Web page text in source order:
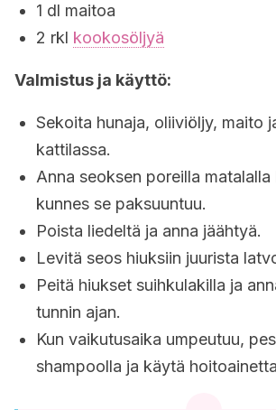
1 dl maitoa
2 rkl kookosöljyä
Valmistus ja käyttö:
Sekoita hunaja, oliiviöljy, maito
kattilassa.
Anna seoksen poreilla matalalla
kunnes se paksuuntuu.
Poista liedeltä ja anna jäähtyä.
Levitä seos hiuksiin juurista
Peitä hiukset suihkulakilla ja
tunnin ajan.
Kun vaikutusaika umpeutuu,
shampoolla ja käytä